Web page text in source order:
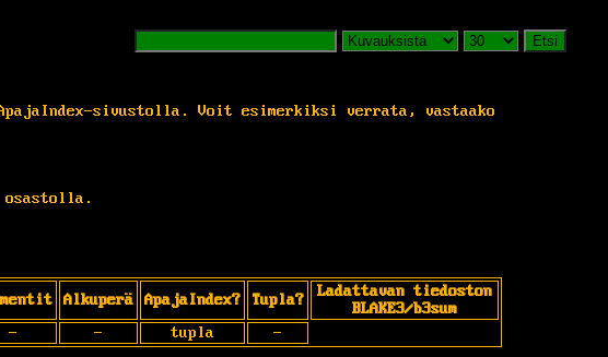
Etsi
sivustolla. Voit esimerkiksi verrata, vastaako
osastolla.
Alkuperä ApajaIndex? Tupla?
Ladattavan tiedoston
BLAKE3/b3sum
- - tupla -